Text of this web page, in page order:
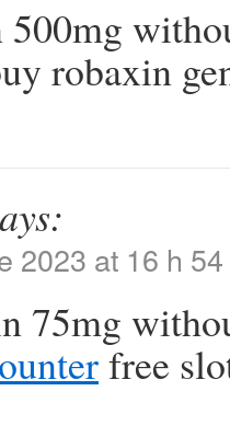
500mg
robaxin
2023 at 16 h
75mg
free